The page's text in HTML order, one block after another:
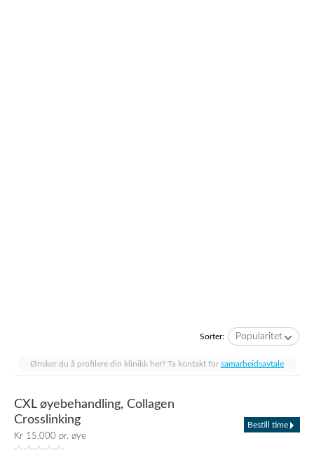
Sorter: Popularitet
Ønsker du å profilere din klinikk her? Ta kontakt for samarbeidsavtale
CXL øyebehandling, Collagen
Crosslinking
Kr 15.000 pr. øye
Bestill time